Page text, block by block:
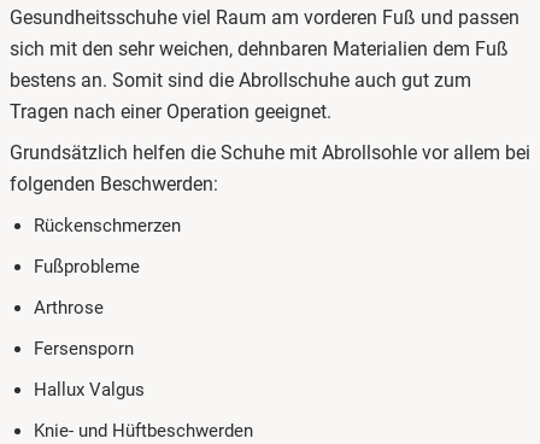
Gesundheitsschuhe viel Raum am vorderen Fuß und passen
sich mit den sehr weichen, dehnbaren Materialien dem Fuß
bestens an. Somit sind die Abrollschuhe auch gut zum
Tragen nach einer Operation geeignet.
Grundsätzlich helfen die Schuhe mit Abrollsohle vor allem bei
folgenden Beschwerden:
Rückenschmerzen
Fußprobleme
Arthrose
Fersensporn
Hallux Valgus
Knie- und Hüftbeschwerden